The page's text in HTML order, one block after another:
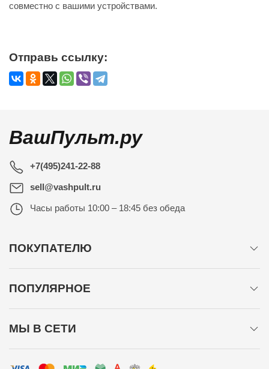
совместно с вашими устройствами.
Отправь ссылку:
ВашПульт.ру
+7(495)241-22-88
sell@vashpult.ru
Часы работы 10:00 – 18:45 без обеда
ПОКУПАТЕЛЮ
ПОПУЛЯРНОЕ
МЫ В СЕТИ